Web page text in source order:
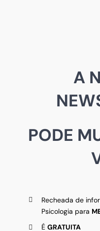
A
PODE
Recheada de
Psicologia para
É GRATUITA